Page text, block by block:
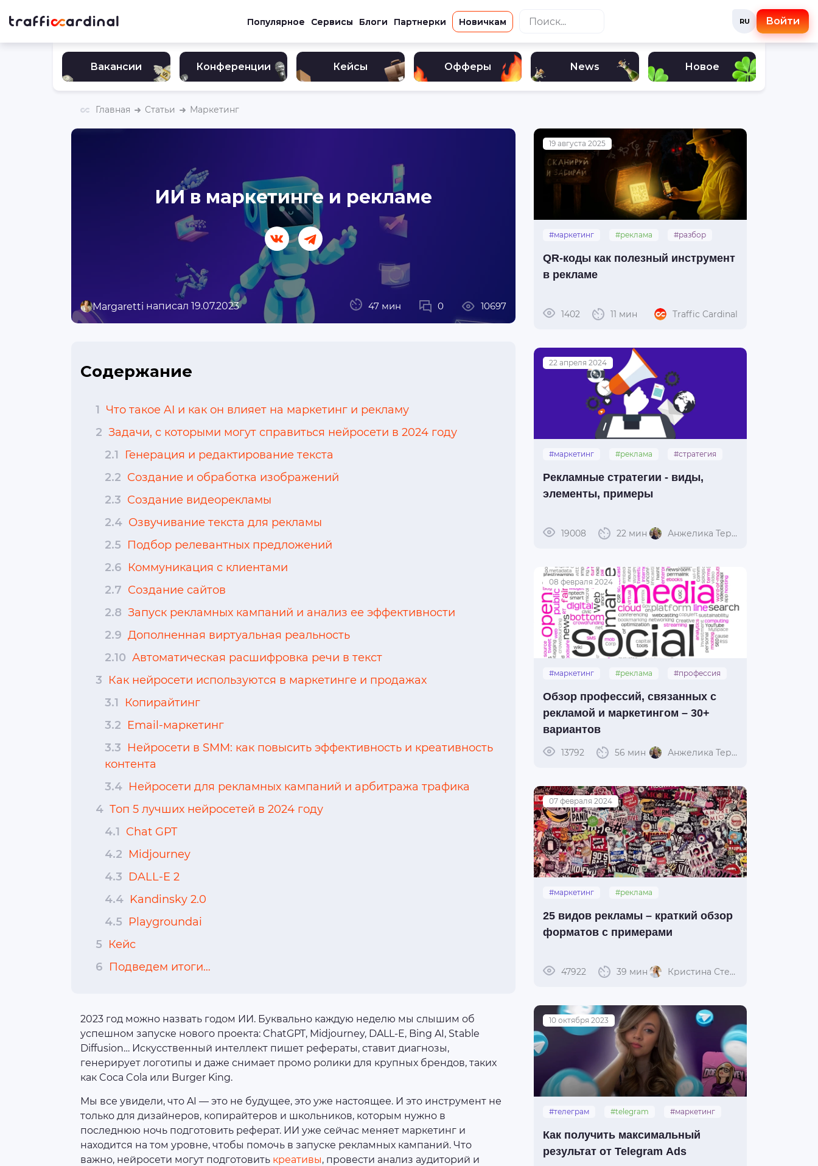
Популярное Сервисы Блоги Партнерки Новичкам RU Войти
Вакансии Конференции Кейсы Офферы News Новое
Главная Статьи Маркетинг
ИИ в маркетинге и рекламе
Margaretti написал 19.07.2023 47 мин 0 10697
Содержание
1 Что такое AI и как он влияет на маркетинг и рекламу
2 Задачи, с которыми могут справиться нейросети в 2024 году
2.1
Генерация и редактирование текста
2.2 Создание и обработка изображений
2.3 Создание видеорекламы
2.4 Озвучивание текста для рекламы
2.5 Подбор релевантных предложений
2.6 Коммуникация с клиентами
2.7 Создание сайтов
2.8 Запуск рекламных кампаний и анализ ее эффективности
2.9 Дополненная виртуальная реальность
2.10 Автоматическая расшифровка речи в текст
3 Как нейросети используются в маркетинге и продажах
3.1
Копирайтинг
3.2 Email-маркетинг
3.3 Нейросети в SMM: как повысить эффективность и креативность
контента
3.4 Нейросети для рекламных кампаний и арбитража трафика
4 Топ 5 лучших нейросетей в 2024 году
4.1 Chat GPT
4.2 Midjourney
4.3 DALL-E 2
4.4 Kandinsky 2.0
4.5 Playgroundai
5 Кейс
6 Подведем итоги…
2023 год можно назвать годом ИИ. Буквально каждую неделю мы слышим об
успешном запуске нового проекта: ChatGPT, Midjourney, DALL-E, Bing AI, Stable
Diffusion… Искусственный интеллект пишет рефераты, ставит диагнозы,
генерирует логотипы и даже снимает промо ролики для крупных брендов, таких
как Coca Cola или Burger King.
Мы все увидели, что AI — это не будущее, это уже настоящее. И это инструмент не
только для дизайнеров, копирайтеров и школьников, которым нужно в
последнюю ночь подготовить реферат. ИИ уже сейчас меняет маркетинг и
находится на том уровне, чтобы помочь в запуске рекламных кампаний. Что
важно, нейросети могут подготовить креативы, провести анализ аудиторий и
19 августа 2025
#маркетинг #реклама
#разбор
QR-коды как полезный инструмент
в рекламе
1402 11 мин Traffic Cardinal
22 апреля 2024
#маркетинг #реклама #стратегия
Рекламные стратегии - виды,
элементы, примеры
19008 22 мин Анжелика Терешко
08 февраля 2024
#маркетинг #реклама #профессия
Обзор профессий, связанных с
рекламой и маркетингом – 30+
вариантов
13792 56 мин Анжелика Терешко
07 февраля 2024
#маркетинг #реклама
25 видов рекламы – краткий обзор
форматов с примерами
47922 39 мин Кристина Степуро
10 октября 2023
#телеграм #telegram
#маркетинг
Как получить максимальный
результат от Telegram Ads